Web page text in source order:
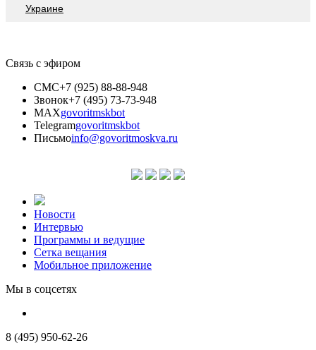
Украине
Связь с эфиром
СМС+7 (925) 88-88-948
Звонок+7 (495) 73-73-948
MAXgovoritmskbot
Telegramgovoritmskbot
Письмоinfo@govoritmoskva.ru
Новости
Интервью
Программы и ведущие
Сетка вещания
Мобильное приложение
Мы в соцсетях
8 (495) 950-62-26